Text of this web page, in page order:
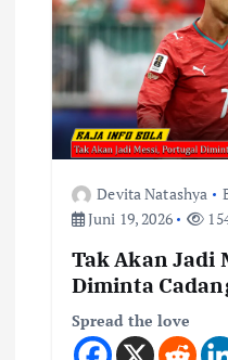
Devita Natashya
Juni 19, 2026
Tak Akan Jadi
Diminta
Spread the love